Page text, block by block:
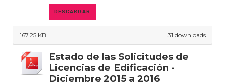
DESCARGAR
31 downloads
167.25 KB
Estado de las Solicitudes de
Licencias de Edificación -
Diciembre 2015 a 2016